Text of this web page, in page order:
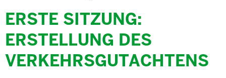
ERSTE SITZUNG:
ERSTELLUNG DES
VERKEHRSGUTACHTENS